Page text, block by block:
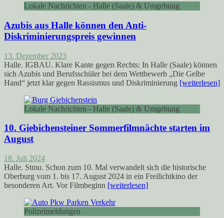
Lokale Nachrichten - Halle (Saale) & Umgebung
Azubis aus Halle können den Anti-
Diskriminierungspreis gewinnen
13. Dezember 2023
Halle. IGBAU. Klare Kante gegen Rechts: In Halle (Saale) können
sich Azubis und Berufsschüler bei dem Wettbewerb „Die Gelbe
Hand“ jetzt klar gegen Rassismus und Diskriminierung [weiterlesen]
Lokale Nachrichten - Halle (Saale) & Umgebung
10. Giebichensteiner Sommerfilmnächte starten im
August
18. Juli 2024
Halle. Stmu. Schon zum 10. Mal verwandelt sich die historische
Oberburg vom 1. bis 17. August 2024 in ein Freilichtkino der
besonderen Art. Vor Filmbeginn [weiterlesen]
Polizeimeldungen